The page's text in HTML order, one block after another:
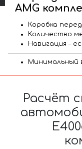
AMG
Коробка
Количество
Навигация –
Минимальный
Расчёт